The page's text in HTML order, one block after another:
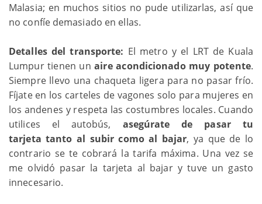
Malasia; en muchos sitios no pude utilizarlas, así que
no confíe demasiado en ellas.
Detalles del transporte: El metro y el LRT de Kuala
Lumpur tienen unaire acondicionado muy potente.
Siempre llevo una chaqueta ligera para no pasar frío.
Fíjate en los carteles de vagones solo para mujeres en
los andenes y respeta las costumbres locales. Cuando
utilices el autobús, asegúrate de pasar tu
tarjeta tanto al subir como al bajar, ya que de lo
contrario se te cobrará la tarifa máxima. Una vez se
me olvidó pasar la tarjeta al bajar y tuve un gasto
innecesario.